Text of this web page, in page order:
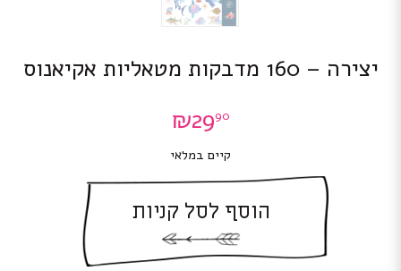
יצירה – 160 מדבקות מטאליות אקיאנוס
₪2990
קיים במלאי
הוסף לסל קניות